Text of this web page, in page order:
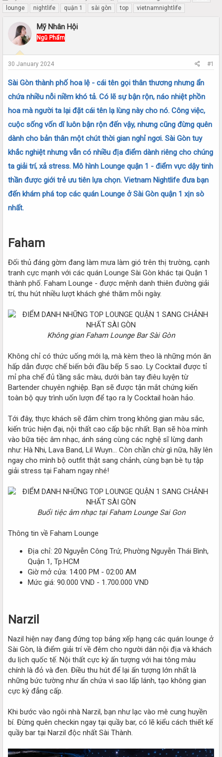
h
r
d
a
t
e
t
a
r
t
d
lounge
nightlife quận 1 sài gòn top vietnamnightlife
Mỹ Nhân Hội
Ngũ Phẩm
30 January 2024 #1
Sài Gòn thành phố hoa lệ - cái tên gọi thân thương nhưng ẩn
chứa nhiều nỗi niềm khó tả. Có lẽ sự bận rộn, náo nhiệt phồn
hoa mà người ta lại đặt cái tên lạ lùng này cho nó. Công việc,
cuộc sống vốn dĩ luôn bận rộn đến vậy, nhưng cũng đừng quên
dành cho bản thân một chút thời gian nghỉ ngơi. Sài Gòn tuy
khắc nghiệt nhưng vẫn có nhiều địa điểm dành riêng cho chúng
ta giải trí, xả stress. Mô hình Lounge quận 1 - điểm vực dậy tinh
thần được giới trẻ ưu tiên lựa chọn. Vietnam Nightlife đưa bạn
đến khám phá top các quán Lounge ở Sài Gòn quận 1 xịn sò
nhất.
Faham
Đối thủ đáng gờm đang làm mưa làm gió trên thị trường, cạnh
tranh cực mạnh với các quán Lounge Sài Gòn khác tại Quận 1
thành phố. Faham Lounge - được mệnh danh thiên đường giải
trí, thu hút nhiều lượt khách ghé thăm mỗi ngày.
Không gian Faham Lounge Bar Sài Gòn
Không chỉ có thức uống mới lạ, mà kèm theo là những món ăn
hấp dẫn được chế biến bởi đầu bếp 5 sao. Ly Cocktail được tỉ
mỉ pha chế đủ tầng sắc màu, dưới bàn tay điêu luyện từ
Bartender chuyên nghiệp. Bạn sẽ được tận mắt chứng kiến
toàn bộ quy trình uốn lượn để tạo ra ly Cocktail hoàn hảo.
Tới đây, thực khách sẽ đắm chìm trong không gian màu sắc,
kiến trúc hiện đại, nội thất cao cấp bậc nhất. Bạn sẽ hòa mình
vào bữa tiệc âm nhạc, ánh sáng cùng các nghệ sĩ lừng danh
như: Hà Nhi, Lava Band, Lil Wuyn… Còn chần chừ gì nữa, hãy lên
ngay cho mình bộ outfit thật sang chảnh, cùng bạn bè tụ tập
giải stress tại Faham ngay nhé!
Buổi tiệc âm nhạc tại Faham Lounge Sai Gon
Thông tin về Faham Lounge
Địa chỉ: 20 Nguyễn Công Trứ, Phường Nguyễn Thái Bình,
Quận 1, Tp.HCM
Giờ mở cửa: 14:00 PM - 02:00 AM
Mức giá: 90.000 VND - 1.700.000 VND
Narzil
Nazil hiện nay đang đứng top bảng xếp hạng các quán lounge ở
Sài Gòn, là điểm giải trí về đêm cho người dân nội địa và khách
du lịch quốc tế. Nội thất cực kỳ ấn tượng với hai tông màu
chính là đỏ và đen. Điều thu hút để lại ấn tượng lớn nhất là
những bức tường như ẩn chứa vì sao lấp lánh, tạo không gian
cực kỳ đẳng cấp.
Khi bước vào ngôi nhà Narzil, bạn như lạc vào mê cung huyền
bí. Đừng quên checkin ngay tại quầy bar, có lẽ kiểu cách thiết kế
quầy bar tại Narzil độc nhất Sài Thành.